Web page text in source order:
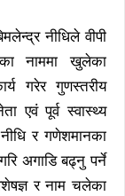
नीधिले वीपी
नाममा खुलेका
गरेर गुणस्तरीय
एवं पूर्व स्वास्थ्य
र गणेशमानका
अगाडि बढ्नु पर्ने
र नाम चलेका